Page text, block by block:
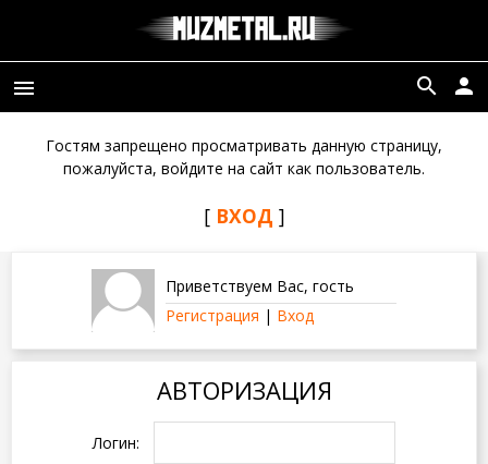
menu person
search
Гостям запрещено просматривать данную страницу,
пожалуйста, войдите на сайт как пользователь.
[ ВХОД ]
Приветствуем Вас, гость
Регистрация | Вход
АВТОРИЗАЦИЯ
Логин: